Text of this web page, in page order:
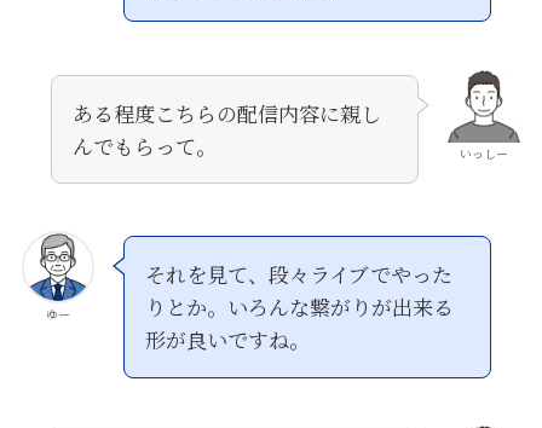
いっしー
ある程度こちらの配信内容に親し
んでもらって。
ゆー
それを見て、段々ライブでやった
りとか。いろんな繋がりが出来る
形が良いですね。